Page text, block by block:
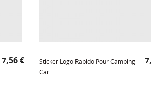
Prix
7,56 €
Sticker Logo Rapido Pour Camping
Car